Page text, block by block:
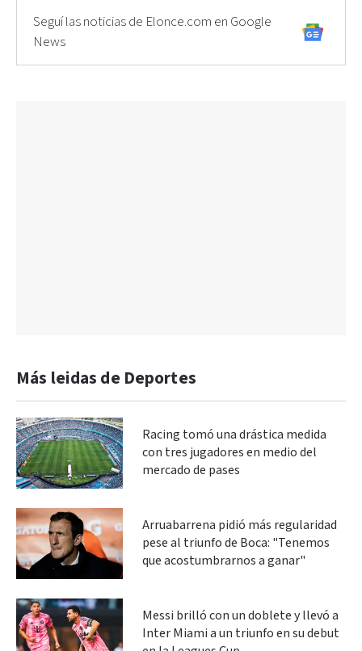
Seguí las noticias de Elonce.com en Google
News
Más leidas de Deportes
Racing tomó una drástica medida
con tres jugadores en medio del
mercado de pases
Arruabarrena pidió más regularidad
pese al triunfo de Boca: "Tenemos
que acostumbrarnos a ganar"
Messi brilló con un doblete y llevó a
Inter Miami a un triunfo en su debut